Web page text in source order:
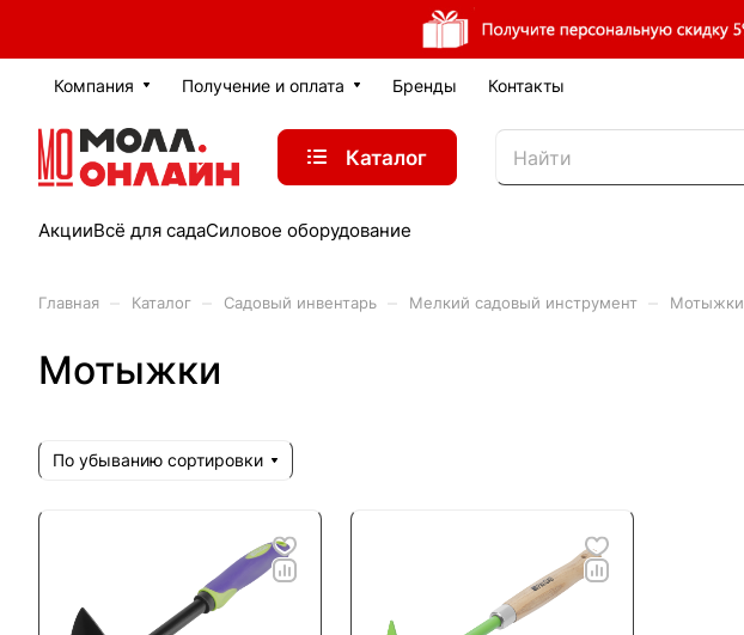
Компания Получение и оплата Бренды Контакты
Каталог
АкцииВсё для садаСиловое оборудование
Главная Каталог Садовый инвентарь Мелкий садовый инструмент Мотыжки
Мотыжки
По убыванию сортировки